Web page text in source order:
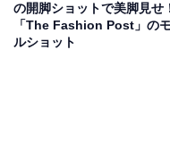
の開脚ショットで美脚見せ
「The Fashion Post」の
ルショット